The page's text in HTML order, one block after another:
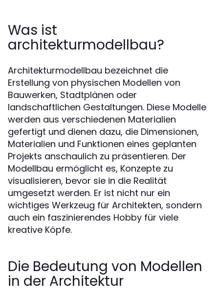
Was ist
architekturmodellbau?
Architekturmodellbau bezeichnet die
Erstellung von physischen Modellen von
Bauwerken, Stadtplänen oder
landschaftlichen Gestaltungen. Diese Modelle
werden aus verschiedenen Materialien
gefertigt und dienen dazu, die Dimensionen,
Materialien und Funktionen eines geplanten
Projekts anschaulich zu präsentieren. Der
Modellbau ermöglicht es, Konzepte zu
visualisieren, bevor sie in die Realität
umgesetzt werden. Er ist nicht nur ein
wichtiges Werkzeug für Architekten, sondern
auch ein faszinierendes Hobby für viele
kreative Köpfe.
Die Bedeutung von Modellen
in der Architektur